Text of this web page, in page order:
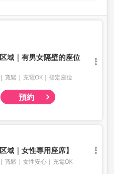
域｜有男女隔壁的座位
寬鬆 充電OK 指定座位
預約
域｜女性專用座席】
寬鬆 女性安心
充電OK